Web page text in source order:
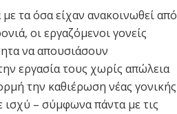
τα όσα είχαν ανακοινωθεί από
οι εργαζόμενοι γονείς
να απουσιάσουν
εργασία τους χωρίς απώλεια
την καθιέρωση νέας γονικής
ισχύ – σύμφωνα πάντα με τις